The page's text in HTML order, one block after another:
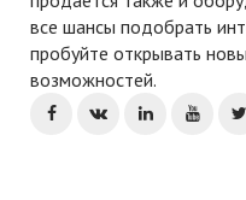
все шансы подобрать
пробуйте открывать
возможностей.